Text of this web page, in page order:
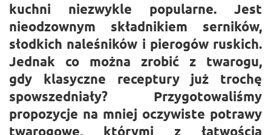
kuchni niezwykle popularne. Jest
nieodzownym składnikiem serników,
słodkich naleśników i pierogów ruskich.
Jednak co można zrobić z twarogu,
gdy klasyczne receptury już trochę
spowszedniały? Przygotowaliśmy
propozycje na mniej oczywiste potrawy
twarogowe, którymi z łatwością